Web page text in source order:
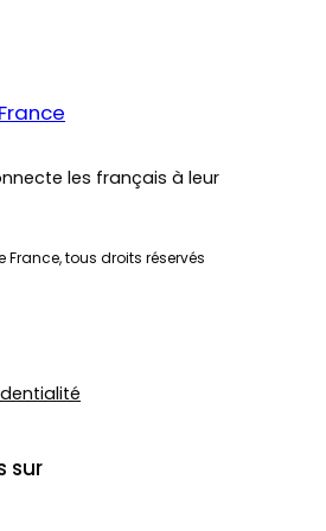
les français à leur
France, tous droits réservés
sur